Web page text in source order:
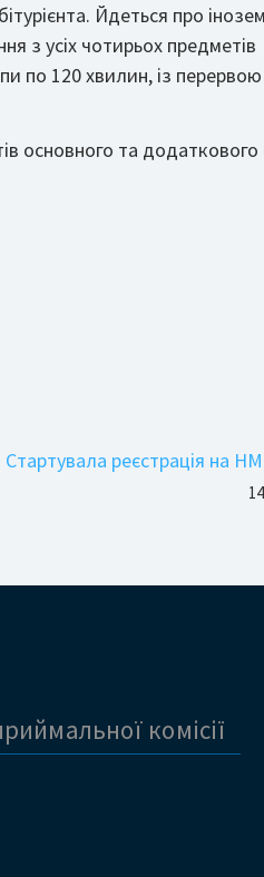
Йдеться про
з усіх чотирьох предметів
по 120 хвилин, із
основного та додаткового
Стартувала реєстрація на
комісії